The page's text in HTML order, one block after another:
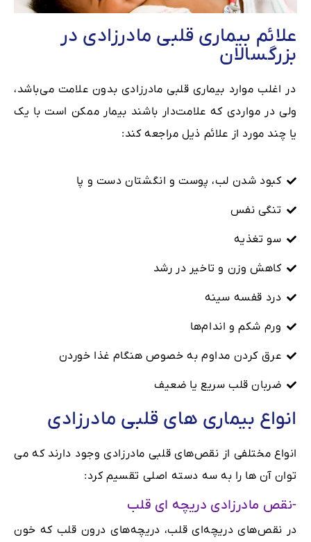
علائم بیماری قلبی مادرزادی در
بزرگسالان
در اغلب موارد بیماری قلبی مادرزادی بدون علامت می‌باشد،
ولی در مواردی که علامت‌دار باشند بیمار ممکن است با یک
یا چند مورد از علائم ذیل مراجعه کند:
کبود شدن لب، پوست و انگشتان دست و پا
تنگی نفس
سو تغذیه
کاهش وزن و تاخیر در رشد
درد قفسه سینه
ورم شکم و اندام‌ها
عرق کردن مداوم به خصوص هنگام غذا خوردن
ضربان قلب سریع یا ضعیف
انواع بیماری های قلبی مادرزادی
انواع مختلفی از نقص‌های قلبی مادرزادی وجود دارند که می
توان آن ها را به سه دسته‌ اصلی تقسیم کرد:
-نقص مادرزادی دریچه ای قلب
در نقص‌های دریچه‌ای قلب، دریچه‌های درون قلب که خون